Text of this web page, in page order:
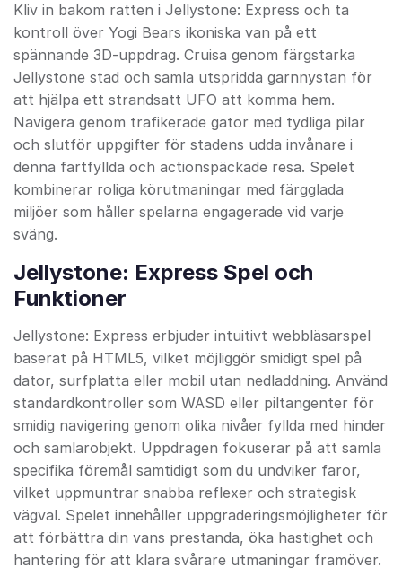
Kliv in bakom ratten i Jellystone: Express och ta
kontroll över Yogi Bears ikoniska van på ett
spännande 3D-uppdrag. Cruisa genom färgstarka
Jellystone stad och samla utspridda garnnystan för
att hjälpa ett strandsatt UFO att komma hem.
Navigera genom trafikerade gator med tydliga pilar
och slutför uppgifter för stadens udda invånare i
denna fartfyllda och actionspäckade resa. Spelet
kombinerar roliga körutmaningar med färgglada
miljöer som håller spelarna engagerade vid varje
sväng.
Jellystone: Express Spel och
Funktioner
Jellystone: Express erbjuder intuitivt webbläsarspel
baserat på HTML5, vilket möjliggör smidigt spel på
dator, surfplatta eller mobil utan nedladdning. Använd
standardkontroller som WASD eller piltangenter för
smidig navigering genom olika nivåer fyllda med hinder
och samlarobjekt. Uppdragen fokuserar på att samla
specifika föremål samtidigt som du undviker faror,
vilket uppmuntrar snabba reflexer och strategisk
vägval. Spelet innehåller uppgraderingsmöjligheter för
att förbättra din vans prestanda, öka hastighet och
hantering för att klara svårare utmaningar framöver.